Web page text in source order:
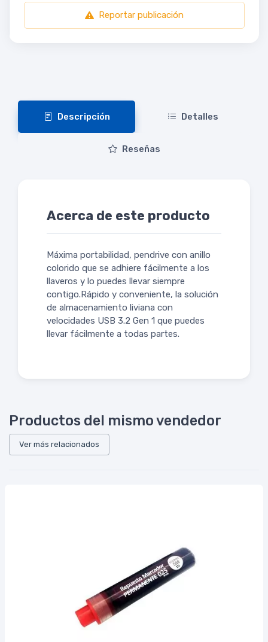
Reportar publicación
Descripción Detalles
Reseñas
Acerca de este producto
Máxima portabilidad, pendrive con anillo
colorido que se adhiere fácilmente a los
llaveros y lo puedes llevar siempre
contigo.Rápido y conveniente, la solución
de almacenamiento liviana con
velocidades USB 3.2 Gen 1 que puedes
llevar fácilmente a todas partes.
Productos del mismo vendedor
Ver más relacionados